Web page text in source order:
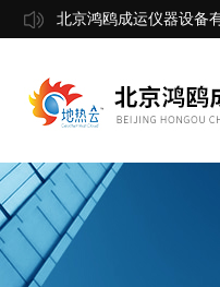
北京鸿鸥成运仪器设备